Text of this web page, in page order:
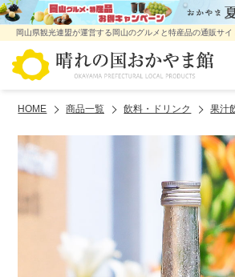
岡山県観光連盟が運営する岡山のグルメと特産品の通販サイ
HOME 商品一覧 飲料・ドリンク 果汁